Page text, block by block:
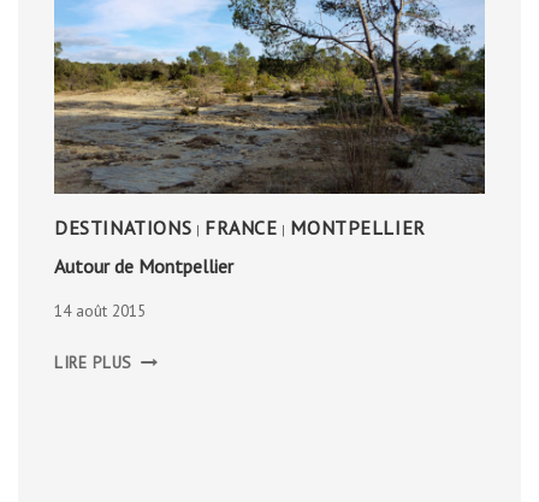
DESTINATIONS | FRANCE | MONTPELLIER
Autour de Montpellier
14 août 2015
LIRE PLUS